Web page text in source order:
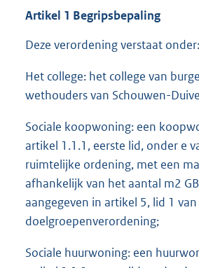
Artikel 1 Begripsbepaling
Deze verordening verstaat onder:
Het college: het college van
wethouders van Schouwen-
Sociale koopwoning: een
artikel 1.1.1, eerste lid, onder e
ruimtelijke ordening, met een
afhankelijk van het aantal m2
aangegeven in artikel 5, lid 1 van
doelgroepenverordening;
Sociale huurwoning: een